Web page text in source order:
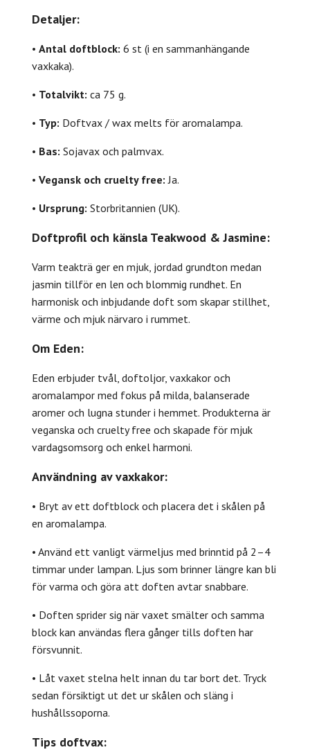
Detaljer:
• Antal doftblock: 6 st (i en sammanhängande
vaxkaka).
• Totalvikt: ca 75 g.
• Typ: Doftvax / wax melts för aromalampa.
• Bas: Sojavax och palmvax.
• Vegansk och cruelty free: Ja.
• Ursprung: Storbritannien (UK).
Doftprofil och känsla Teakwood & Jasmine:
Varm teakträ ger en mjuk, jordad grundton medan
jasmin tillför en len och blommig rundhet. En
harmonisk och inbjudande doft som skapar stillhet,
värme och mjuk närvaro i rummet.
Om Eden:
Eden erbjuder tvål, doftoljor, vaxkakor och
aromalampor med fokus på milda, balanserade
aromer och lugna stunder i hemmet. Produkterna är
veganska och cruelty free och skapade för mjuk
vardagsomsorg och enkel harmoni.
Användning av vaxkakor:
• Bryt av ett doftblock och placera det i skålen på
en aromalampa.
• Använd ett vanligt värmeljus med brinntid på 2–4
timmar under lampan. Ljus som brinner längre kan bli
för varma och göra att doften avtar snabbare.
• Doften sprider sig när vaxet smälter och samma
block kan användas flera gånger tills doften har
försvunnit.
• Låt vaxet stelna helt innan du tar bort det. Tryck
sedan försiktigt ut det ur skålen och släng i
hushållssoporna.
Tips doftvax: